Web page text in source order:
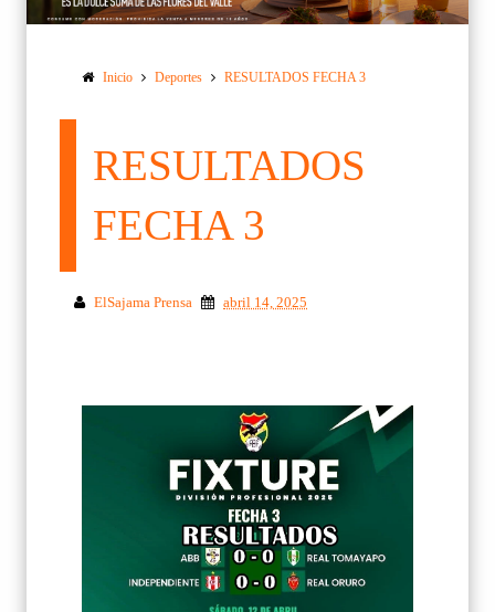
Inicio Deportes RESULTADOS FECHA 3
RESULTADOS
FECHA 3
ElSajama Prensa abril 14, 2025